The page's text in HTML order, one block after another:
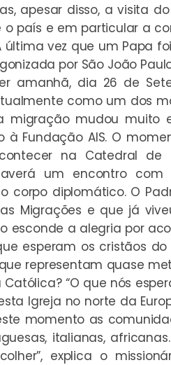
apesar disso, a visita
o país e em particular a
vez que um Papa
por São João
amanhã, dia 26 de
como um dos
migração mudou muito
à Fundação AIS. O
na Catedral de
um encontro
corpo diplomático. O
Migrações e que já
esconde a alegria por
esperam os cristãos do
representam quase
“O que nós
Igreja no norte da
momento as
italianas,
explica o